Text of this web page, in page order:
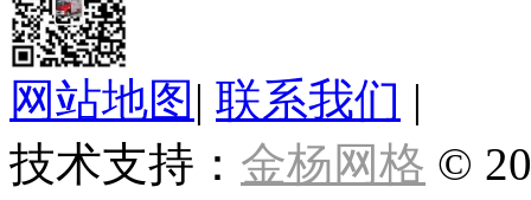
网站地图 | 联系我们 |
技术支持： 金杨网格 ©